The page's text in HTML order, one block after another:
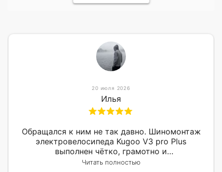
20 июля 2026
Илья
Обращался к ним не так давно. Шиномонтаж
электровелосипеда Kugoo V3 pro Plus
выполнен чётко, грамотно и
квалифицированно. Всё сделано оперативно и
Читать полностью